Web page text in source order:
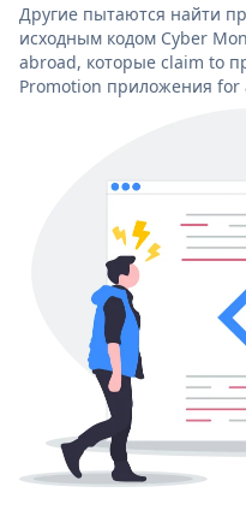
Другие пытаются найти
исходным кодом Cyber
abroad, которые claim to
Promotion приложения for